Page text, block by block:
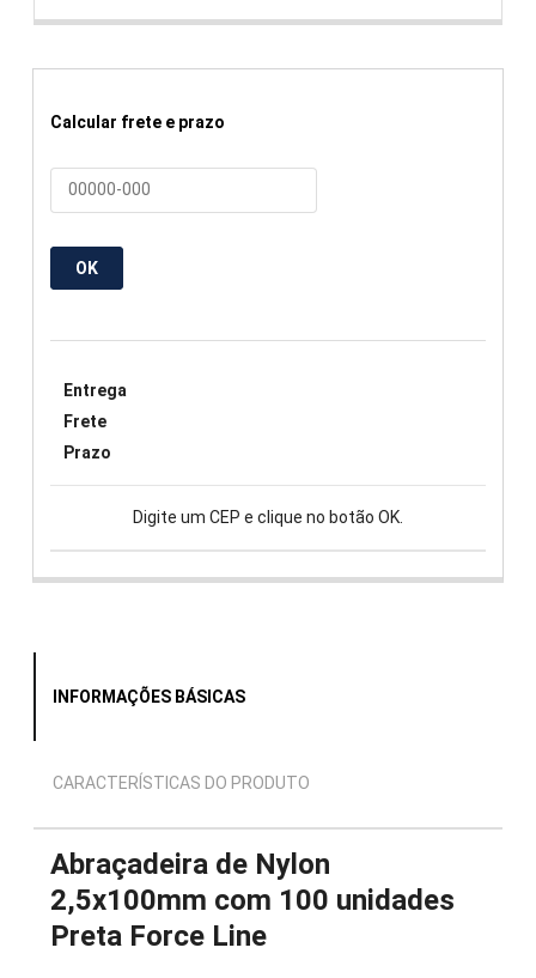
Calcular frete e prazo
OK
Entrega
Frete
Prazo
Digite um CEP e clique no botão OK.
INFORMAÇÕES BÁSICAS
CARACTERÍSTICAS DO PRODUTO
Abraçadeira de Nylon
2,5x100mm com 100 unidades
Preta Force Line